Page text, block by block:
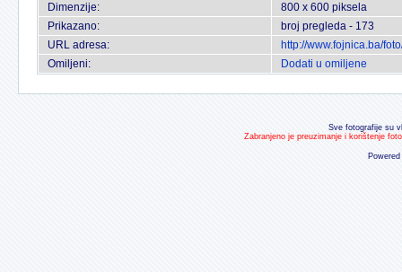
Dimenzije:
800 x 600 piksela
Prikazano:
broj pregleda - 173
URL adresa:
http://www.fojnica.ba/
Omiljeni:
Dodati u omiljene
Sve fotografije su
Zabranjeno je preuzimanje i korištenje